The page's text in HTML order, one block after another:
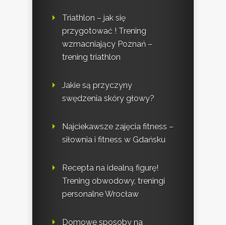
Triathlon – jak się
przygotować ! Trening
wzmacniający Poznań –
trening triathlon
Jakie są przyczyny
swędzenia skóry głowy?
Najciekawsze zajęcia fitness –
siłownia i fitness w Gdańsku
Recepta na idealną figurę!
Trening obwodowy, treningi
personalne Wrocław
Domowe sposoby na